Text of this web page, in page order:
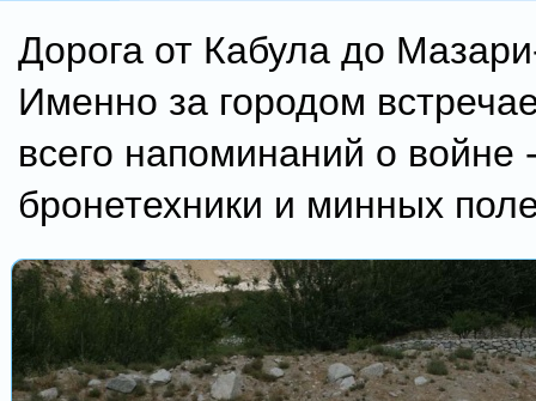
Дорога от Кабула до
Именно за городом
всего напоминаний о войне
бронетехники и минных